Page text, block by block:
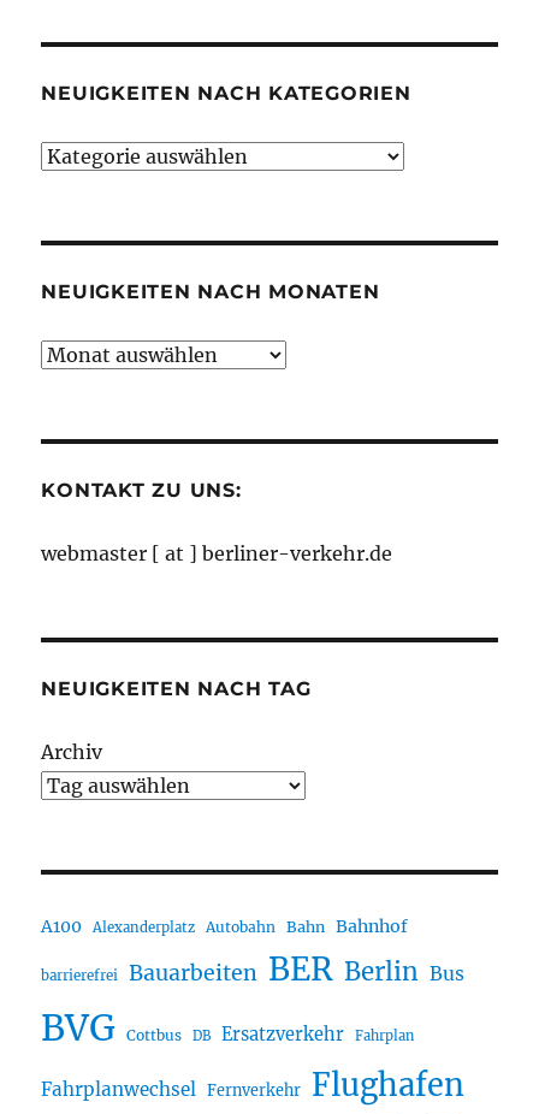
NEUIGKEITEN NACH KATEGORIEN
Neuigkeiten
NEUIGKEITEN NACH MONATEN
Neuigkeiten
KONTAKT ZU UNS:
webmaster [ at ] berliner-verkehr.de
NEUIGKEITEN NACH TAG
Archiv
A100 Alexanderplatz Autobahn Bahn Bahnhof
barrierefrei Bauarbeiten BER Berlin Bus
BVG Cottbus DB Ersatzverkehr Fahrplan
Fahrplanwechsel Fernverkehr Flughafen